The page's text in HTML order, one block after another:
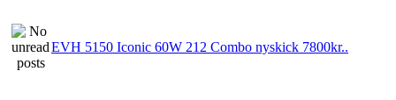
EVH 5150 Iconic 60W 212 Combo nyskick 7800kr..